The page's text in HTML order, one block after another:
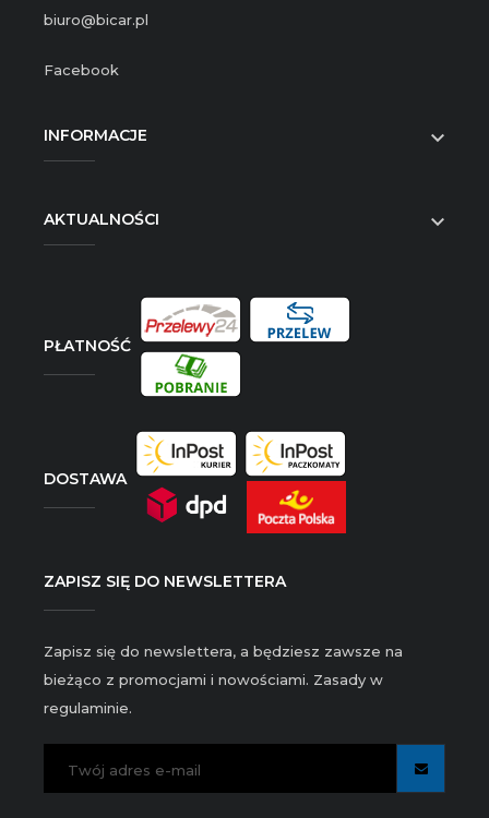
biuro@bicar.pl
Facebook
INFORMACJE 
AKTUALNOŚCI 
PŁATNOŚĆ
DOSTAWA
ZAPISZ SIĘ DO NEWSLETTERA
Zapisz się do newslettera, a będziesz zawsze na
bieżąco z promocjami i nowościami. Zasady w
regulaminie.